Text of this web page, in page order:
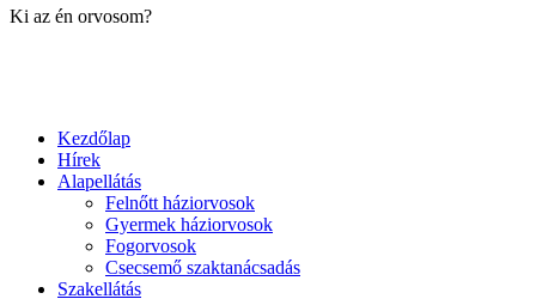
Ki az én orvosom?
Kezdőlap
Hírek
Alapellátás
Felnőtt háziorvosok
Gyermek háziorvosok
Fogorvosok
Csecsemő szaktanácsadás
Szakellátás